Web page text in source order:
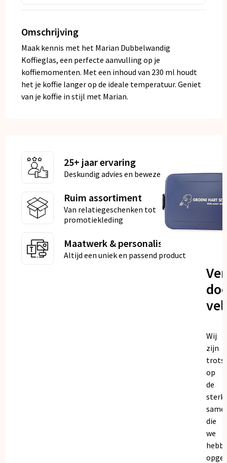
Omschrijving
Maak kennis met het Marian Dubbelwandig
Koffieglas, een perfecte aanvulling op je
koffiemomenten. Met een inhoud van 230 ml houdt
het je koffie langer op de ideale temperatuur. Geniet
van je koffie in stijl met Marian.
25+ jaar ervaring
Deskundig advies en bewezen kwaliteit
Ruim assortiment
Van relatiegeschenken tot
promotiekleding
Maatwerk & personalisatie
Altijd een uniek en passend product
Wij
zijn
trots
op
de
die
we